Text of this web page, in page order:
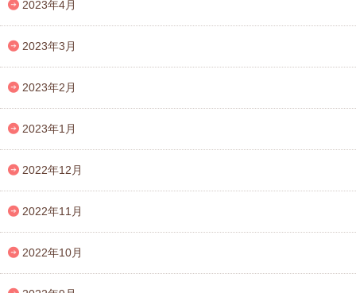
2023年4月
2023年3月
2023年2月
2023年1月
2022年12月
2022年11月
2022年10月